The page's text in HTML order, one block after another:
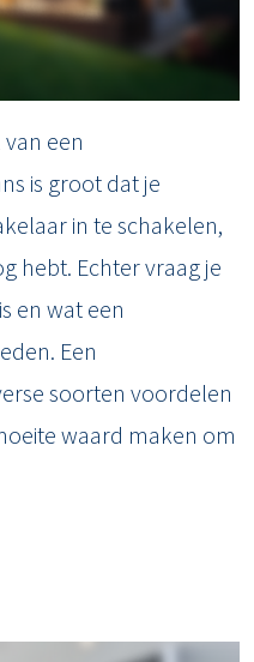
een
is groot dat je
in te schakelen,
hebt. Echter vraag je
en wat een
Een
soorten voordelen
waard maken om